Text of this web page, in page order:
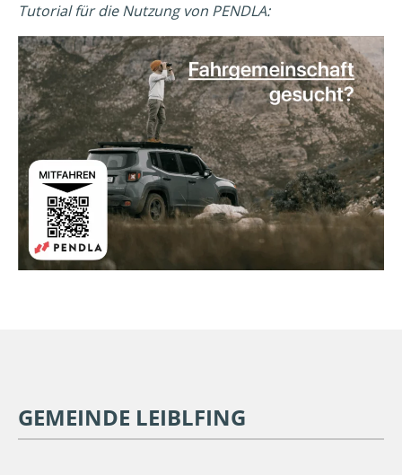
Tutorial für die Nutzung von PENDLA:
GEMEINDE LEIBLFING